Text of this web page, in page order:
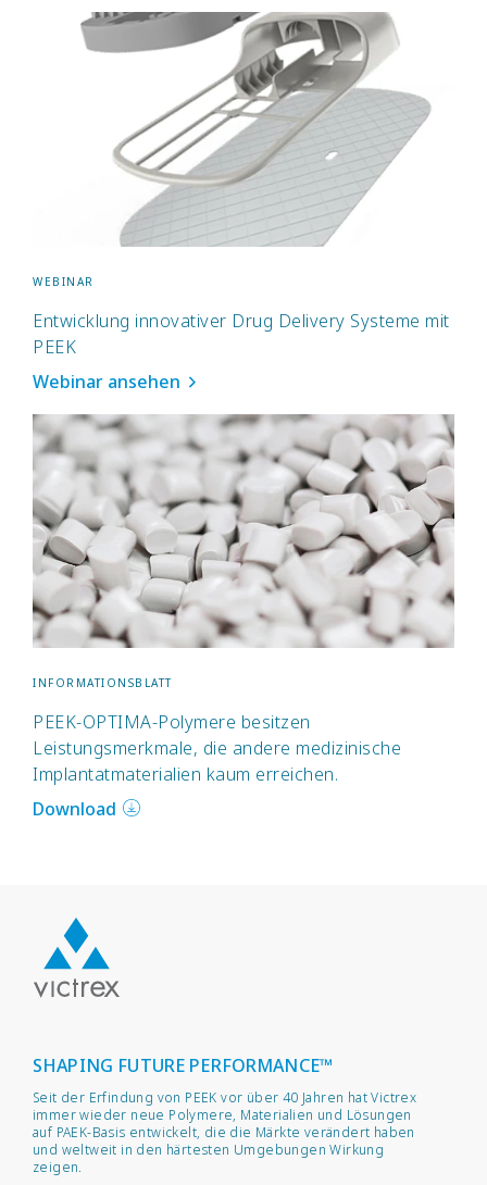
WEBINAR
Entwicklung innovativer Drug Delivery Systeme mit
PEEK
Webinar ansehen
INFORMATIONSBLATT
PEEK-OPTIMA-Polymere besitzen
Leistungsmerkmale, die andere medizinische
Implantatmaterialien kaum erreichen.
Download
SHAPING FUTURE PERFORMANCE™
Seit der Erfindung von PEEK vor über 40 Jahren hat Victrex
immer wieder neue Polymere, Materialien und Lösungen
auf PAEK-Basis entwickelt, die die Märkte verändert haben
und weltweit in den härtesten Umgebungen Wirkung
zeigen.